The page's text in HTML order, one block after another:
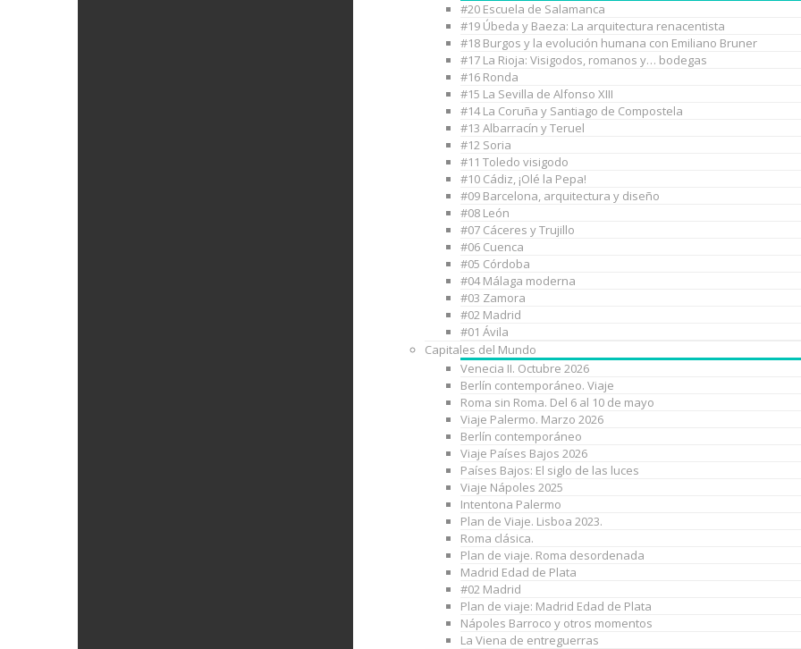
#20 Escuela de Salamanca
#19 Úbeda y Baeza: La arquitectura renacentista
#18 Burgos y la evolución humana con Emiliano Bruner
#17 La Rioja: Visigodos, romanos y… bodegas
#16 Ronda
#15 La Sevilla de Alfonso XIII
#14 La Coruña y Santiago de Compostela
#13 Albarracín y Teruel
#12 Soria
#11 Toledo visigodo
#10 Cádiz, ¡Olé la Pepa!
#09 Barcelona, arquitectura y diseño
#08 León
#07 Cáceres y Trujillo
#06 Cuenca
#05 Córdoba
#04 Málaga moderna
#03 Zamora
#02 Madrid
#01 Ávila
Capitales del Mundo
Venecia II. Octubre 2026
Berlín contemporáneo. Viaje
Roma sin Roma. Del 6 al 10 de mayo
Viaje Palermo. Marzo 2026
Berlín contemporáneo
Viaje Países Bajos 2026
Países Bajos: El siglo de las luces
Viaje Nápoles 2025
Intentona Palermo
Plan de Viaje. Lisboa 2023.
Roma clásica.
Plan de viaje. Roma desordenada
Madrid Edad de Plata
#02 Madrid
Plan de viaje: Madrid Edad de Plata
Nápoles Barroco y otros momentos
La Viena de entreguerras